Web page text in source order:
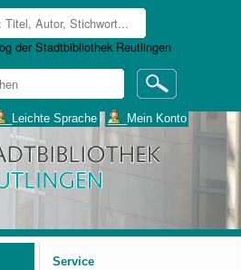
Sprache ___Mein Konto
Service